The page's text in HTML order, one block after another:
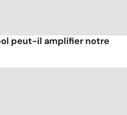
peut-il amplifier notre